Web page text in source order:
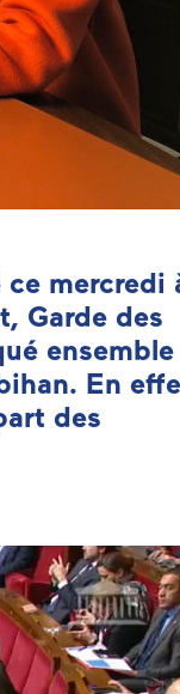
mercredi
Garde des
ensemble
En
des